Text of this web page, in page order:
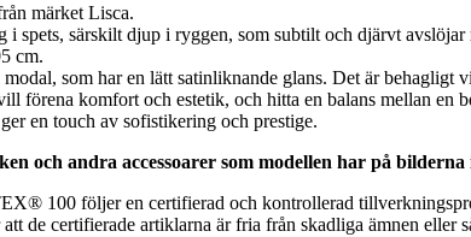
märket Lisca.
spets, särskilt djup i ryggen, som subtilt och djärvt
cm.
som har en lätt satinliknande glans. Det är
förena komfort och estetik, och hitta en balans mellan
en touch av sofistikering och prestige.
och andra accessoarer som modellen har på
100 följer en certifierad och kontrollerad
de certifierade artiklarna är fria från skadliga ämnen eller